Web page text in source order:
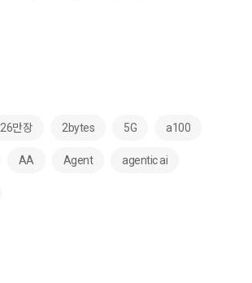
26만장 2bytes 5G a100
AA Agent agentic ai